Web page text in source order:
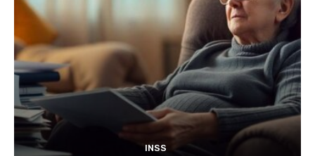
INSS